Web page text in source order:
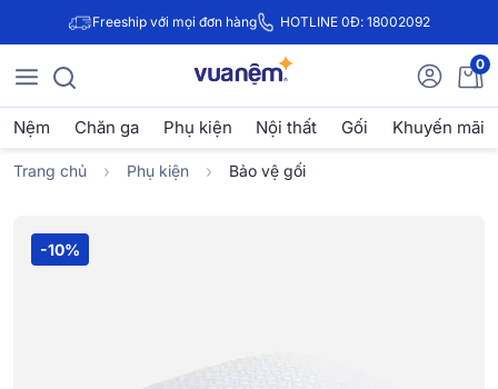
Freeship với mọi đơn hàng HOTLINE 0Đ: 18002092
0
Nệm Chăn ga Phụ kiện Nội thất Gối Khuyến mãi
Trang chủ Phụ kiện Bảo vệ gối
-10%